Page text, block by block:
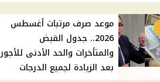
موعد صرف مرتبات أغسطس
2026.. جدول القبض
والمتأخرات والحد الأدنى للأجور
بعد الزيادة لجميع الدرجات